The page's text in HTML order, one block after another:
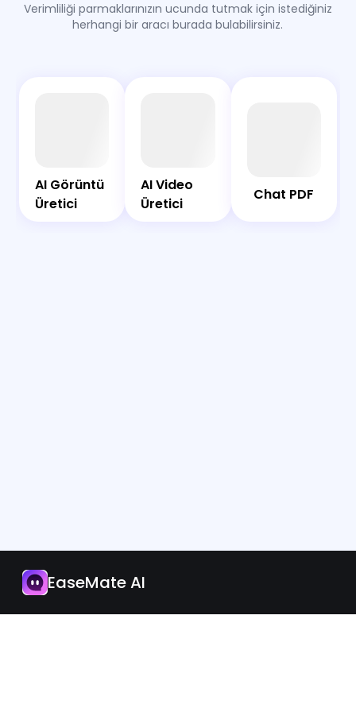
Uygulama
Şimdi Yükselt
platform kurallarına uymak için bir AI tarafından
üretilen içerik etiketi veya açıklaması eklemeyi
Verimliliği parmaklarınızın ucunda tutmak için istediğiniz
herhangi bir aracı burada bulabilirsiniz.
AI Görüntü
Üretici
AI Video
Üretici
Chat PDF
Görüntü
Üretici
Üretici
EaseMate AI